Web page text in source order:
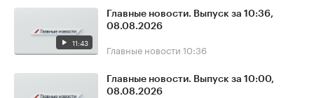
11:43
Главные новости. Выпуск за 10:36,
08.08.2026
Главные новости 10:36
Главные новости. Выпуск за 10:00,
08.08.2026